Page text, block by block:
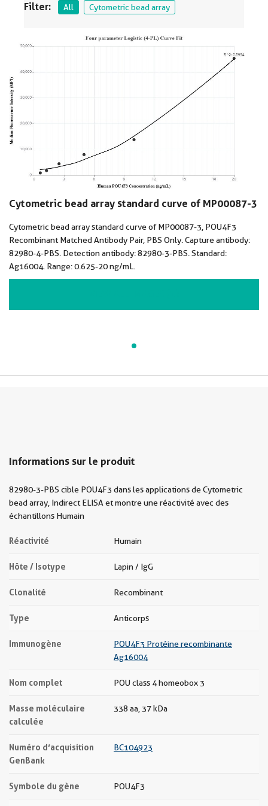
Filter: All Cytometric bead array
Cytometric bead array standard curve of MP00087-3
Cytometric bead array standard curve of MP00087-3, POU4F3
Recombinant Matched Antibody Pair, PBS Only. Capture antibody:
82980-4-PBS. Detection antibody: 82980-3-PBS. Standard:
Ag16004. Range: 0.625-20 ng/mL.
Informations sur le produit
82980-3-PBS cible POU4F3 dans les applications de Cytometric
bead array, Indirect ELISA et montre une réactivité avec des
échantillons Humain
Réactivité Humain
Hôte / Isotype Lapin / IgG
Clonalité Recombinant
Type Anticorps
Immunogène
POU4F3 Protéine recombinante
Ag16004
Nom complet POU class 4 homeobox 3
Masse moléculaire
calculée
338 aa, 37 kDa
Numéro d’acquisition
GenBank
BC104923
Symbole du gène POU4F3